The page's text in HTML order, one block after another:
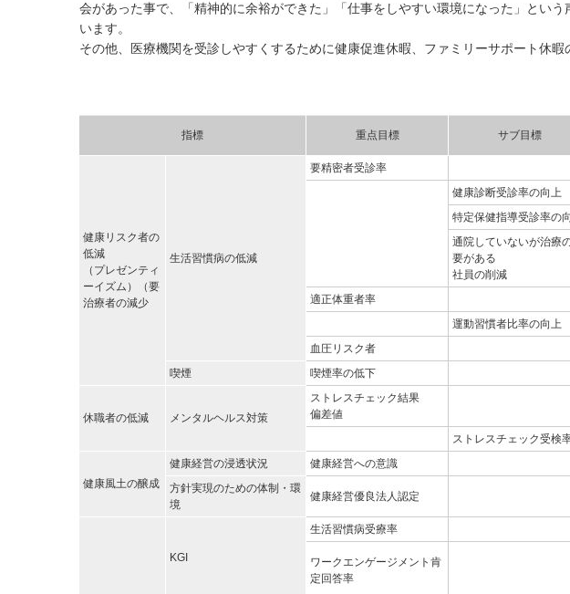
会があった事で、「精神的に余裕ができた」「仕事をしやすい環境になった」とい
います。
その他、医療機関を受診しやすくするために健康促進休暇、ファミリーサポート休
指標 重点目標 サブ目標
健康リスク者の
低減
（プレゼンティ
ーイズム）（要
治療者の減少
生活習慣病の低減
要精密者受診率
健康診断受診率の向上
特定保健指導受診率の
通院していないが治療
要がある
社員の削減
適正体重者率
運動習慣者比率の向上
血圧リスク者
喫煙
喫煙率の低下
休職者の低減 メンタルヘルス対策
ストレスチェック結果
偏差値
ストレスチェック受検
健康風土の醸成
健康経営の浸透状況 健康経営への意識
方針実現のための体制・環
境
健康経営優良法人認定
KGI
生活習慣病受療率
ワークエンゲージメント肯
定回答率